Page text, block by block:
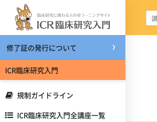
メインコンテンツへスキップする
修了証の発行について
ICR臨床研究入門
規制ガイドライン
ICR臨床研究入門全講座一覧